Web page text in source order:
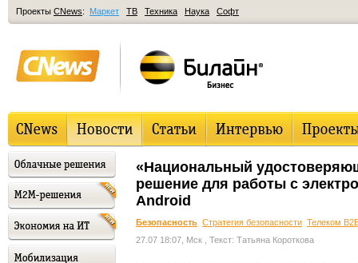
Проекты CNews: Маркет ТВ Техника Наука Софт
«Национальный
решение для работы с
Android
Безопасность Стратегия безопасности Телеком
27.07 18:07, Мск , Текст: Татьяна Короткова